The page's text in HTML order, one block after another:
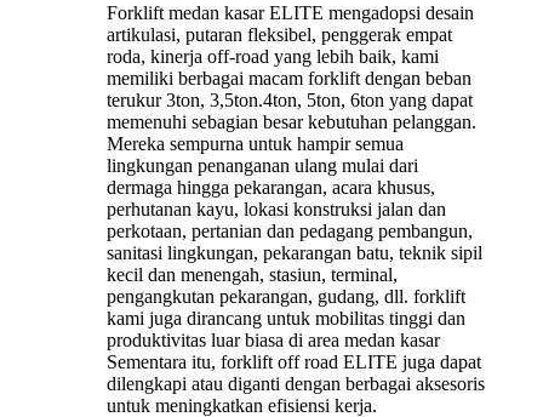
Forklift medan kasar ELITE mengadopsi desain
artikulasi, putaran fleksibel, penggerak empat
roda, kinerja off-road yang lebih baik, kami
memiliki berbagai macam forklift dengan beban
terukur 3ton, 3,5ton.4ton, 5ton, 6ton yang dapat
memenuhi sebagian besar kebutuhan pelanggan.
Mereka sempurna untuk hampir semua
lingkungan penanganan ulang mulai dari
dermaga hingga pekarangan, acara khusus,
perhutanan kayu, lokasi konstruksi jalan dan
perkotaan, pertanian dan pedagang pembangun,
sanitasi lingkungan, pekarangan batu, teknik sipil
kecil dan menengah, stasiun, terminal,
pengangkutan pekarangan, gudang, dll. forklift
kami juga dirancang untuk mobilitas tinggi dan
produktivitas luar biasa di area medan kasar
Sementara itu, forklift off road ELITE juga dapat
dilengkapi atau diganti dengan berbagai aksesoris
untuk meningkatkan efisiensi kerja.